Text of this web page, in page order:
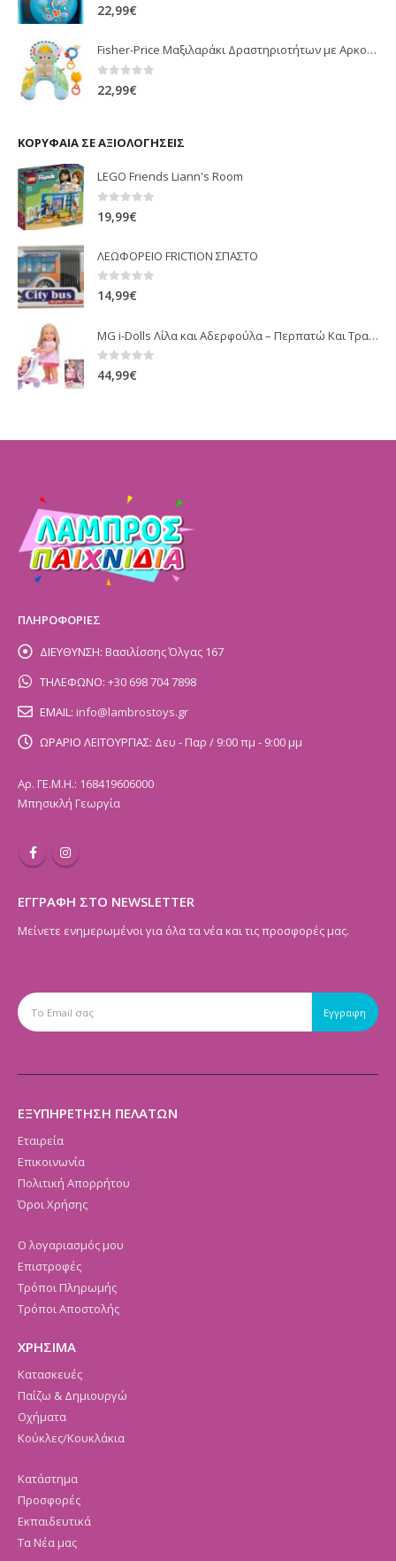
22,99€
Fisher-Price Μαξιλαράκι Δραστηριοτήτων με Αρκουδάκι (JHB44)
22,99€
ΚΟΡΥΦΑΊΑ ΣΕ ΑΞΙΟΛΟΓΉΣΕΙΣ
LEGO Friends Liann's Room
19,99€
ΛΕΩΦΟΡΕΙΟ FRICTION ΣΠΑΣΤΟ
0 out of 5
14,99€
MG i-Dolls Λίλα και Αδερφούλα – Περπατώ Και Τραγουδώ με Καροτσάκι
0 out of 5
44,99€
ΠΛΗΡΟΦΟΡΙΕΣ
ΔΙΕΥΘΥΝΣΗ: Βασιλίσσης Όλγας 167
ΤΗΛΕΦΩΝΟ: +30 698 704 7898
EMAIL: info@lambrostoys.gr
ΩΡΑΡΙΟ ΛΕΙΤΟΥΡΓΙΑΣ: Δευ - Παρ / 9:00 πμ - 9:00 μμ
Αρ. ΓΕ.Μ.Η.: 168419606000
Μπησικλή Γεωργία
ΕΓΓΡΑΦΗ ΣΤΟ NEWSLETTER
Μείνετε ενημερωμένοι για όλα τα νέα και τις προσφορές μας.
ΕΞΥΠΗΡΕΤΗΣΗ ΠΕΛΑΤΩΝ
Εταιρεία
Επικοινωνία
Πολιτική Απορρήτου
Όροι Χρήσης
Ο λογαριασμός μου
Επιστροφές
Τρόποι Πληρωμής
Τρόποι Αποστολής
ΧΡΗΣΙΜΑ
Κατασκευές
Παίζω & Δημιουργώ
Οχήματα
Κούκλες/Κουκλάκια
Κατάστημα
Προσφορές
Εκπαιδευτικά
Τα Νέα μας